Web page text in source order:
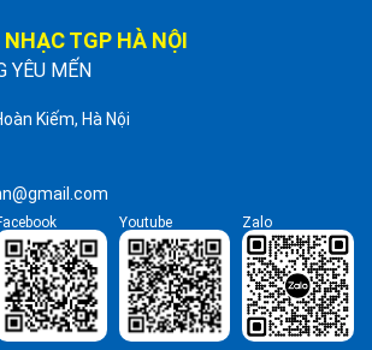
TGP HÀ NỘI
YÊU MẾN
Kiếm, Hà Nội
Youtube Zalo